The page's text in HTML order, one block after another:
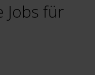
Jobs für